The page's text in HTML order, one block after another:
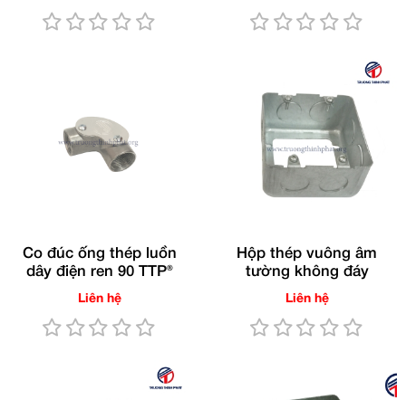
Co đúc ống thép luồn
dây điện ren 90 TTP®
Liên hệ
Hộp thép vuông âm
tường không đáy
Liên hệ